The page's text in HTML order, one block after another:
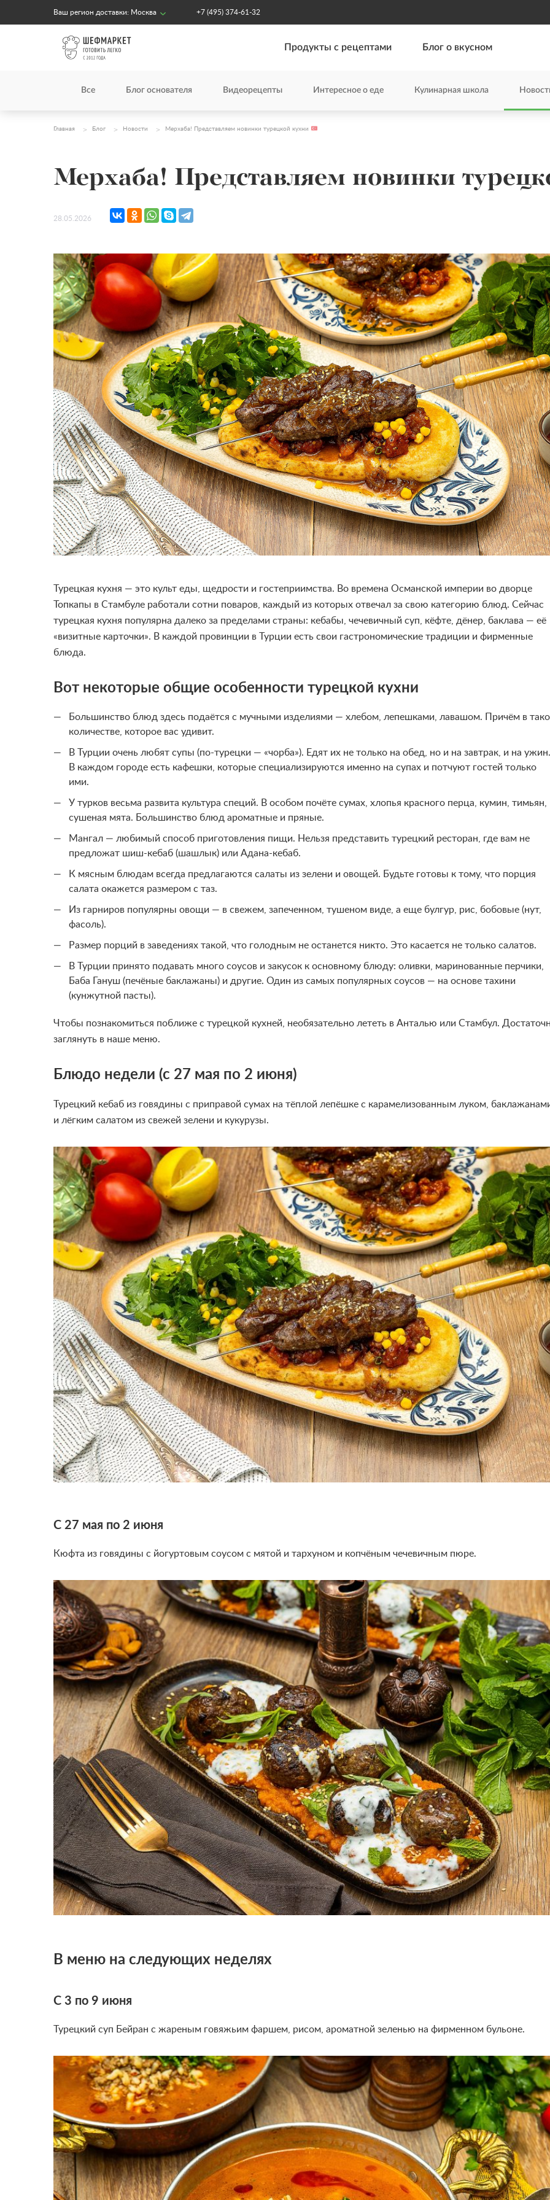
Ваш регион доставки: Москва +7 (495) 374-61-32
Продукты с рецептами Блог о вкусном
Все Блог основателя Видеорецепты Интересное о еде Кулинарная школа
Главная Блог Новости Мерхаба! Представляем новинки турецкой кухни
Мерхаба! Представляем новинки
28.05.2026
Турецкая кухня — это культ еды, щедрости и гостеприимства. Во времена Османской империи во дворце
Топкапы в Стамбуле работали сотни поваров, каждый из которых отвечал за свою категорию блюд. Сейчас
турецкая кухня популярна далеко за пределами страны: кебабы, чечевичный суп, кёфте, дёнер, баклава — её
«визитные карточки». В каждой провинции в Турции есть свои гастрономические традиции и фирменные
блюда.
Вот некоторые общие особенности турецкой кухни
Большинство блюд здесь подаётся с мучными изделиями — хлебом, лепешками, лавашом. Причём в
количестве, которое вас удивит.
В Турции очень любят супы (по-турецки — «чорба»). Едят их не только на обед, но и на завтрак, и на ужин.
В каждом городе есть кафешки, которые специализируются именно на супах и потчуют гостей только
ими.
У турков весьма развита культура специй. В особом почёте сумах, хлопья красного перца, кумин, тимьян,
сушеная мята. Большинство блюд ароматные и пряные.
Мангал — любимый способ приготовления пищи. Нельзя представить турецкий ресторан, где вам не
предложат шиш-кебаб (шашлык) или Адана-кебаб.
К мясным блюдам всегда предлагаются салаты из зелени и овощей. Будьте готовы к тому, что порция
салата окажется размером с таз.
Из гарниров популярны овощи — в свежем, запеченном, тушеном виде, а еще булгур, рис, бобовые (нут,
фасоль).
Размер порций в заведениях такой, что голодным не останется никто. Это касается не только салатов.
В Турции принято подавать много соусов и закусок к основному блюду: оливки, маринованные перчики,
Баба Гануш (печёные баклажаны) и другие. Один из самых популярных соусов — на основе тахини
(кунжутной пасты).
Чтобы познакомиться поближе с турецкой кухней, необязательно лететь в Анталью или Стамбул.
заглянуть в наше меню.
Блюдо недели (с 27 мая по 2 июня)
Турецкий кебаб из говядины с приправой сумах на тёплой лепёшке с карамелизованным луком,
и лёгким салатом из свежей зелени и кукурузы.
С 27 мая по 2 июня
Кюфта из говядины с йогуртовым соусом с мятой и тархуном и копчёным чечевичным пюре.
В меню на следующих неделях
С 3 по 9 июня
Турецкий суп Бейран с жареным говяжьим фаршем, рисом, ароматной зеленью на фирменном бульоне.